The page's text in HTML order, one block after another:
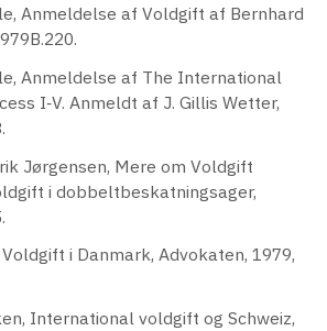
Anmeldelse af Voldgift af Bernhard
Anmeldelse af The International
I‐V. Anmeldt af J. Gillis Wetter,
Jørgensen, Mere om Voldgift
i dobbeltbeskatningsager,
i Danmark, Advokaten, 1979,
International voldgift og Schweiz,